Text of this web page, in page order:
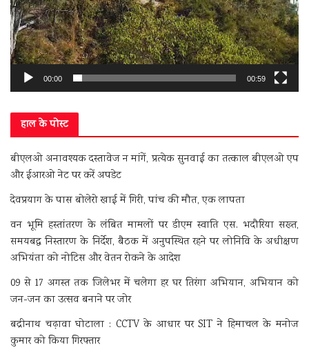
00:00 00:59
हाल के पोस्ट
बीएलओ अनावश्यक दस्तावेज न मांगें, प्रत्येक सुनवाई का तत्काल बीएलओ एप
और ईआरओ नेट पर करें अपडेट
देवप्रयाग के पास बोलेरो खाई में गिरी, पांच की मौत, एक लापता
वन भूमि हस्तांतरण के लंबित मामलों पर डीएम स्वाति एस. भदौरिया सख्त,
समयबद्ध निस्तारण के निर्देश, बैठक में अनुपस्थित रहने पर लोनिवि के अधीक्षण
अभियंता को नोटिस और वेतन रोकने के आदेश
09 से 17 अगस्त तक जिलेभर में चलेगा हर घर तिरंगा अभियान, अभियान को
जन-जन का उत्सव बनाने पर जोर
बद्रीनाथ चढ़ावा घोटाला : CCTV के आधार पर SIT ने हिमाचल के मनोज
कुमार को किया गिरफ्तार